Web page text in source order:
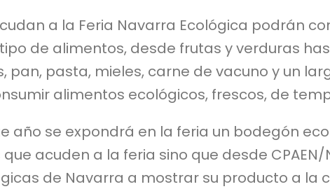
a la Feria Navarra Ecológica podrán
de alimentos, desde frutas y verduras
pan, pasta, mieles, carne de vacuno y un
alimentos ecológicos, frescos, de
año se expondrá en la feria un bodegón
acuden a la feria sino que desde
de Navarra a mostrar su producto a la